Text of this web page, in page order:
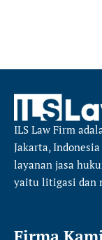
ILS Law Firm
Jakarta,
layanan jasa
yaitu litigasi dan